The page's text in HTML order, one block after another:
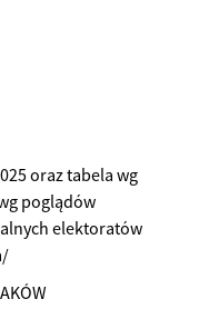
oraz tabela wg
poglądów
elektoratów